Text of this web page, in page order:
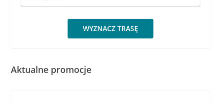
WYZNACZ TRASĘ
Aktualne promocje